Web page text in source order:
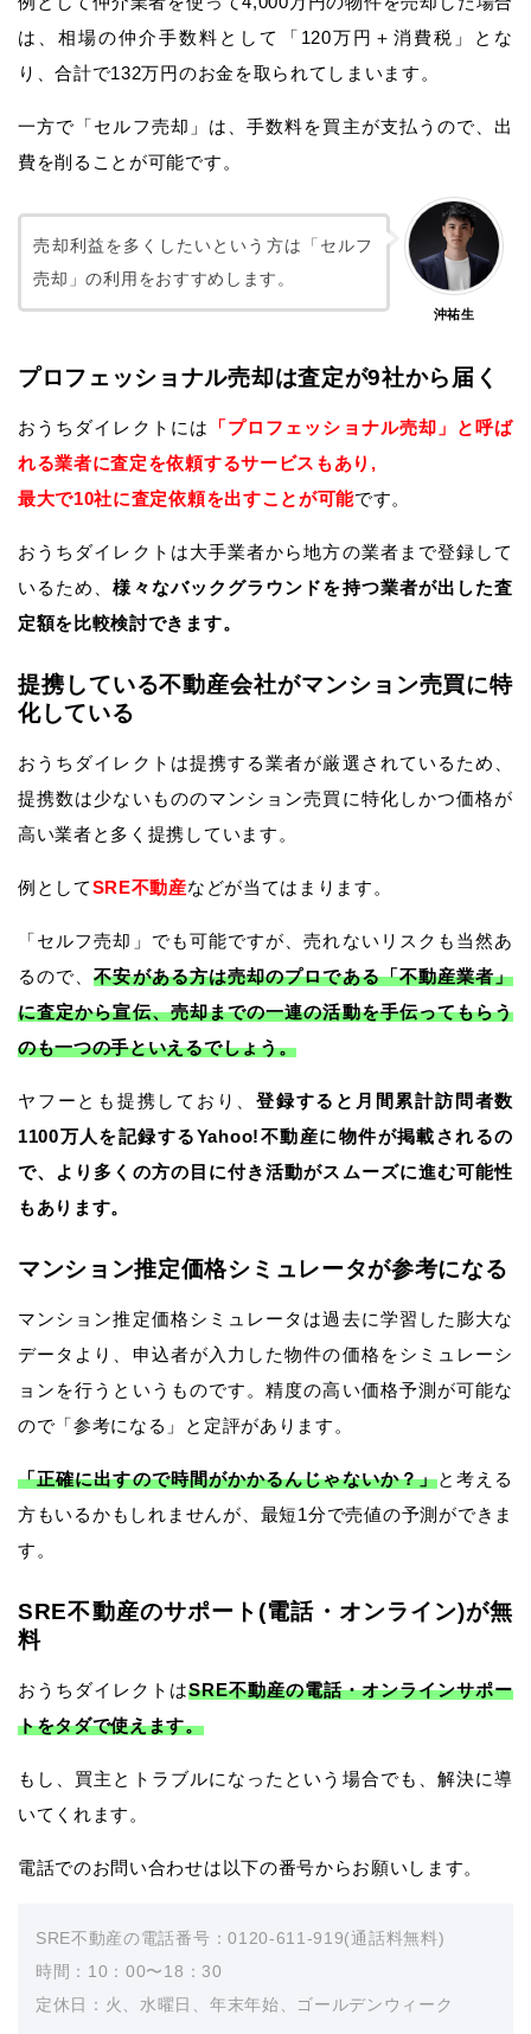
は、相場の仲介手数料として「120万円＋消費税」とな
り、合計で132万円のお金を取られてしまいます。
一方で「セルフ売却」は、手数料を買主が支払うので、出
費を削ることが可能です。
沖祐生
売却利益を多くしたいという方は「セルフ
売却」の利用をおすすめします。
プロフェッショナル売却は査定が9社から届く
おうちダイレクトには
「プロフェッショナル売却」と呼ば
れる業者に査定を依頼するサービスもあり,
最大で10社に査定依頼を出すことが可能です。
おうちダイレクトは大手業者から地方の業者まで登録して
いるため、様々なバックグラウンドを持つ業者が出した査
定額を比較検討できます。
提携している不動産会社がマンション売買に特
化している
おうちダイレクトは提携する業者が厳選されているため、
提携数は少ないもののマンション売買に特化しかつ価格が
高い業者と多く提携しています。
例としてSRE不動産などが当てはまります。
「セルフ売却」でも可能ですが、売れないリスクも当然あ
るので、不安がある方は売却のプロである「不動産業者」
に査定から宣伝、売却までの一連の活動を手伝ってもらう
のも一つの手といえるでしょう。
ヤフーとも提携しており、登録すると月間累計訪問者数
1100万人を記録するYahoo!不動産に物件が掲載されるの
で、より多くの方の目に付き活動がスムーズに進む可能性
もあります。
マンション推定価格シミュレータが参考になる
マンション推定価格シミュレータは過去に学習した膨大な
データより、申込者が入力した物件の価格をシミュレーシ
ョンを行うというものです。精度の高い価格予測が可能な
ので「参考になる」と定評があります。
「正確に出すので時間がかかるんじゃないか？」と考える
方もいるかもしれませんが、最短1分で売値の予測ができま
す。
SRE不動産のサポート(電話・オンライン)が無
料
おうちダイレクトはSRE不動産の電話・オンラインサポー
トをタダで使えます。
もし、買主とトラブルになったという場合でも、解決に導
いてくれます。
電話でのお問い合わせは以下の番号からお願いします。
SRE不動産の電話番号：0120-611-919(通話料無料)
時間：10：00〜18：30
定休日：火、水曜日、年末年始、ゴールデンウィーク